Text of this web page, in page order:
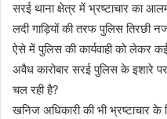
सरई थाना क्षेत्र में भ्रष्टाचार का
लदी गाड़ियों की तरफ पुलिस तिरछी
ऐसे में पुलिस की कार्यवाही को लेकर
अवैध कारोबार सरई पुलिस के इशारे पर
चल रही है?
खनिज अधिकारी की भी भ्रष्टाचार